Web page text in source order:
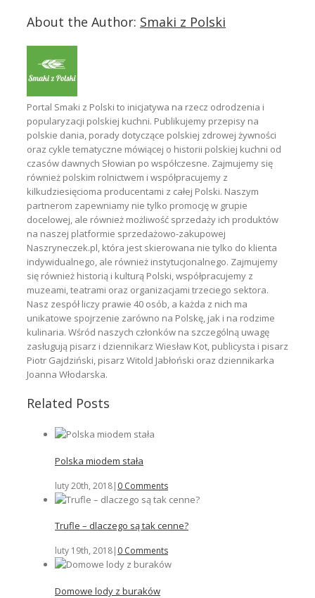
About the Author: Smaki z Polski
Portal Smaki z Polski to inicjatywa na rzecz odrodzenia i
popularyzacji polskiej kuchni. Publikujemy przepisy na
polskie dania, porady dotyczące polskiej zdrowej żywności
oraz cykle tematyczne mówiącej o historii polskiej kuchni od
czasów dawnych Słowian po współczesne. Zajmujemy się
również polskim rolnictwem i współpracujemy z
kilkudziesięcioma producentami z całej Polski. Naszym
partnerom zapewniamy nie tylko promocję w grupie
docelowej, ale również możliwość sprzedaży ich produktów
na naszej platformie sprzedażowo-zakupowej
Naszryneczek.pl, która jest skierowana nie tylko do klienta
indywidualnego, ale również instytucjonalnego. Zajmujemy
się również historią i kulturą Polski, współpracujemy z
muzeami, teatrami oraz organizacjami trzeciego sektora.
Nasz zespół liczy prawie 40 osób, a każda z nich ma
unikatowe spojrzenie zarówno na Polskę, jak i na rodzime
kulinaria. Wśród naszych członków na szczególną uwagę
zasługują pisarz i dziennikarz Wiesław Kot, publicysta i pisarz
Piotr Gajdziński, pisarz Witold Jabłoński oraz dziennikarka
Joanna Włodarska.
Related Posts
Polska miodem stała
luty 20th, 2018| 0 Comments
Trufle – dlaczego są tak cenne?
luty 19th, 2018| 0 Comments
Domowe lody z buraków